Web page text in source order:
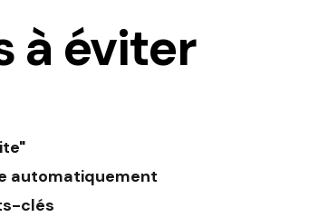
à éviter
automatiquement
clés